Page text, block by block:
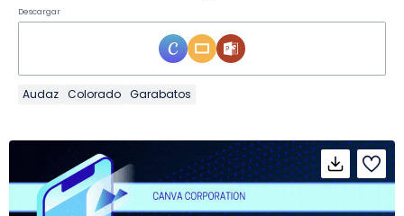
Descargar
Audaz Colorado Garabatos